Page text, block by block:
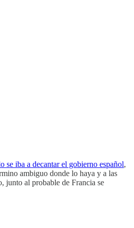
se iba a decantar el gobierno español,
ambiguo donde lo haya y a las
al probable de Francia se